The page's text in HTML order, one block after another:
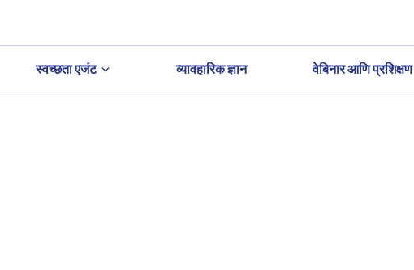
स्वच्छता एजंट व्यावहारिक ज्ञान वेबिनार आणि प्रशिक्षण